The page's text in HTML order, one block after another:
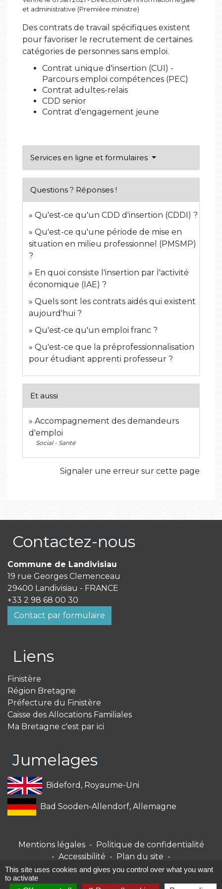
et administrative (Première ministre)
Des contrats de travail spécifiques existent
pour favoriser le recrutement de certaines
catégories de personnes sans emploi.
Contrat unique d'insertion (CUI) -
Parcours emploi compétences (PEC)
Contrat adultes-relais
CDD senior
Contrat d'engagement jeune
Services en ligne et formulaires
Questions ? Réponses !
Qu'est-ce qu'un CDD d'insertion (CDDI) ?
Qu'est-ce qu'une période de mise en
situation en milieu professionnel (PMSMP)
?
En quoi consiste l'insertion par l'activité
économique (IAE) ?
Quels sont les contrats aidés qui existent
aujourd'hui ?
Qu'est-ce qu'un emploi franc ?
Qu'est-ce que la préprofessionnalisation
pour étudiant apprenti professeur ?
Et aussi
Accompagnement des demandeurs
d'emploi
Social - Santé
Signaler une erreur sur cette page
Contactez-nous
Commune de Landivisiau
19 rue Georges Clemenceau
29400 Landivisiau - FRANCE
+33 2 98 68 00 30
Contact par formulaire
Liens
Finistère
Région Bretagne
Préfecture du Finistère
Caisse des Allocations Familiales
Ma Bretagne c'est par ici
Jumelages
Bideford, Royaume-Uni
Bad Sooden-Allendorf, Allemagne
Mentions légales -
Politique de confidentialité
- Accessibilité - Plan du site -
Gestion des cookies
This site uses cookies and gives you control over what you want
to activate